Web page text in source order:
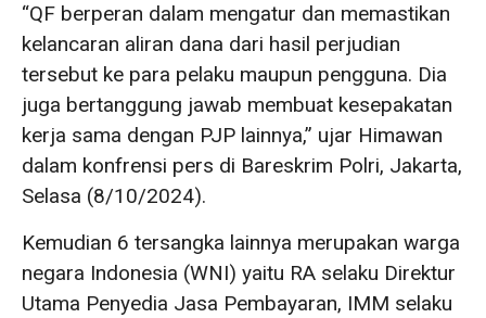
“QF berperan dalam mengatur dan memastikan
kelancaran aliran dana dari hasil perjudian
tersebut ke para pelaku maupun pengguna. Dia
juga bertanggung jawab membuat kesepakatan
kerja sama dengan PJP lainnya,” ujar Himawan
dalam konfrensi pers di Bareskrim Polri, Jakarta,
Selasa (8/10/2024).
Kemudian 6 tersangka lainnya merupakan warga
negara Indonesia (WNI) yaitu RA selaku Direktur
Utama Penyedia Jasa Pembayaran, IMM selaku